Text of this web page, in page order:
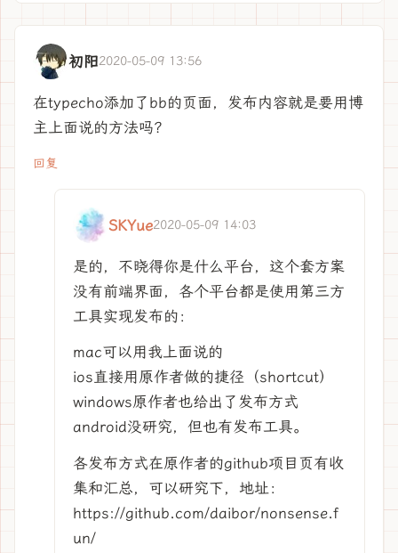
初阳2020-05-09 13:56
在typecho添加了bb的页面，发布内容就是要用博
主上面说的方法吗？
回复
SKYue2020-05-09 14:03
是的，不晓得你是什么平台，这个套方案
没有前端界面，各个平台都是使用第三方
工具实现发布的：
mac可以用我上面说的
ios直接用原作者做的捷径（shortcut）
windows原作者也给出了发布方式
android没研究，但也有发布工具。
各发布方式在原作者的github项目页有收
集和汇总，可以研究下，地址：
https://github.com/daibor/nonsense.f
un/